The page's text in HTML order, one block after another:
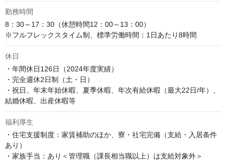
勤務時間
8：30～17：30（休憩時間12：00～13：00）
※フルフレックスタイム制、標準労働時間：1日あたり8時間
休日
・年間休日126日（2024年度実績）
・完全週休2日制（土・日）
・祝日、年末年始休暇、夏季休暇、年次有給休暇（最大22日/年）、
結婚休暇、出産休暇等
福利厚生
・住宅支援制度：家賃補助のほか、寮・社宅完備（支給・入居条件
あり）
・家族手当：あり＜管理職（課長相当職以上）は支給対象外＞